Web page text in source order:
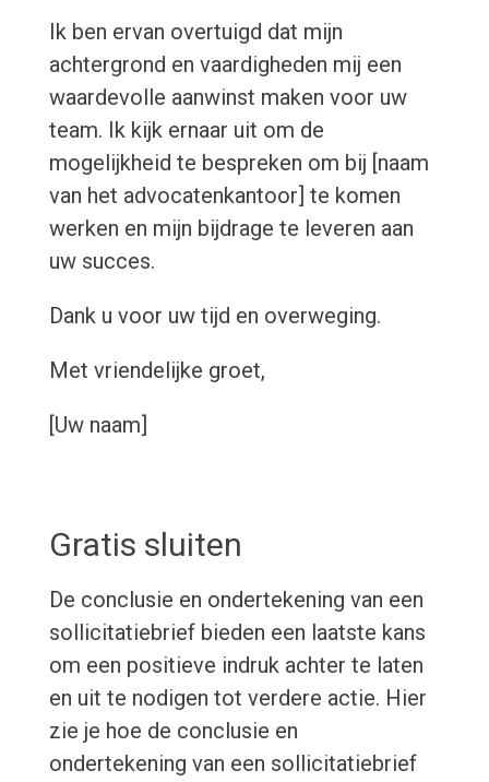
Ik ben ervan overtuigd dat mijn
achtergrond en vaardigheden mij een
waardevolle aanwinst maken voor uw
team. Ik kijk ernaar uit om de
mogelijkheid te bespreken om bij [naam
van het advocatenkantoor] te komen
werken en mijn bijdrage te leveren aan
uw succes.
Dank u voor uw tijd en overweging.
Met vriendelijke groet,
[Uw naam]
Gratis sluiten
De conclusie en ondertekening van een
sollicitatiebrief bieden een laatste kans
om een positieve indruk achter te laten
en uit te nodigen tot verdere actie. Hier
zie je hoe de conclusie en
ondertekening van een sollicitatiebrief